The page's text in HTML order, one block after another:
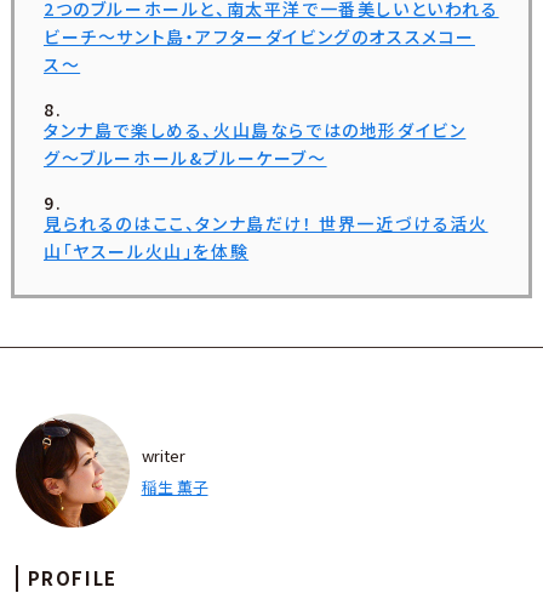
2つのブルーホールと、南太平洋で一番美しいといわれる
ビーチ〜サント島・アフターダイビングのオススメコー
ス〜
タンナ島で楽しめる、火山島ならではの地形ダイビン
グ〜ブルーホール&ブルーケーブ〜
見られるのはここ、タンナ島だけ！ 世界一近づける活火
山「ヤスール火山」を体験
writer
稲生 薫子
PROFILE